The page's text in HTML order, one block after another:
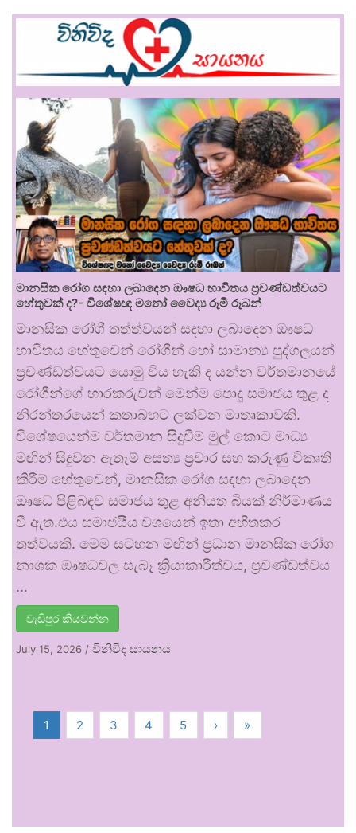
මානසික රෝග සඳහා ලබාදෙන ඖෂධ භාවිතය ප්‍රචණ්ඩත්වයට
හේතුවක් ද?- විශේෂඥ මනෝ වෛද්‍ය රූමි රූබන්
මානසික රෝගී තත්ත්වයන් සඳහා ලබාදෙන ඖෂධ
භාවිතය හේතුවෙන් රෝගීන් හෝ සාමාන්‍ය පුද්ගලයන්
ප්‍රචණ්ඩත්වයට යොමු විය හැකි ද යන්න වර්තමානයේ
රෝගීන්ගේ භාරකරුවන් මෙන්ම පොදු සමාජය තුළ ද
නිරන්තරයෙන් කතාබහට ලක්වන මාතෘකාවකි.
විශේෂයෙන්ම වර්තමාන සිදුවීම් මුල් කොට මාධ්‍ය
මඟින් සිදුවන ඇතැම් අසත්‍ය ප්‍රචාර සහ කරුණු විකෘති
කිරීම් හේතුවෙන්, මානසික රෝග සඳහා ලබාදෙන
ඖෂධ පිළිබඳව සමාජය තුළ අනියත බියක් නිර්මාණය
වී ඇත.එය සමාජයීය වශයෙන් ඉතා අහිතකර
තත්වයකි. මෙම සටහන මඟින් ප්‍රධාන මානසික රෝග
නාශක ඖෂධවල සැබෑ ක්‍රියාකාරීත්වය, ප්‍රචණ්ඩත්වය
…
වැඩිපුර කියවන්න
July 15, 2026 / විනිවිද සායනය
1 2 3 4 5 › »